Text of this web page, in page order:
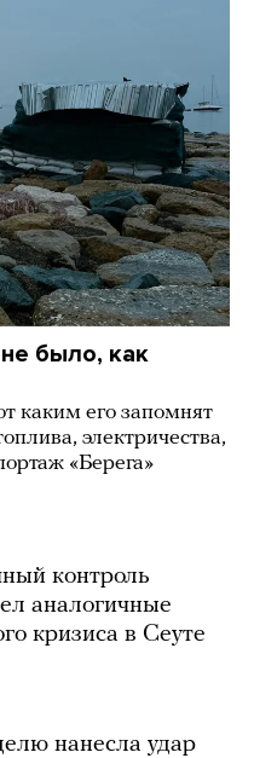
было, как
каким его запомнят
электричества,
«Берега»
контроль
аналогичные
кризиса в Сеуте
нанесла удар